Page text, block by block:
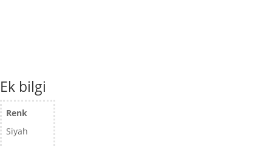
Ek bilgi
Renk
Siyah